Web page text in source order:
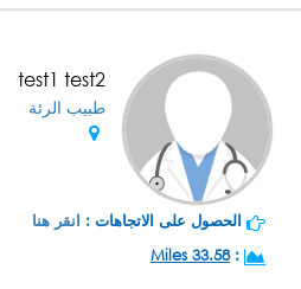
test1 test2
طبيب الرئة
الحصول على الاتجاهات : انقر هنا
:
33.58 Miles